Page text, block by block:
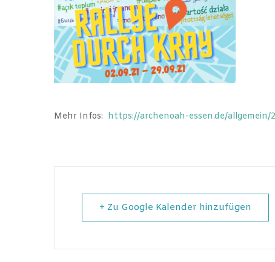
Mehr Infos: https://archenoah-essen.de/
+ Zu Google Kalender hinzufügen